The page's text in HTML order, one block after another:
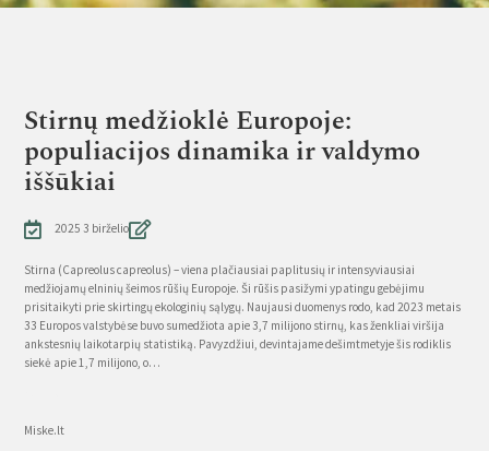
Stirnų medžioklė Europoje:
populiacijos dinamika ir valdymo
iššūkiai
2025 3 birželio
Stirna (Capreolus capreolus) – viena plačiausiai paplitusių ir intensyviausiai
medžiojamų elninių šeimos rūšių Europoje. Ši rūšis pasižymi ypatingu gebėjimu
prisitaikyti prie skirtingų ekologinių sąlygų. Naujausi duomenys rodo, kad 2023 metais
33 Europos valstybėse buvo sumedžiota apie 3,7 milijono stirnų, kas ženkliai viršija
ankstesnių laikotarpių statistiką. Pavyzdžiui, devintajame dešimtmetyje šis rodiklis
siekė apie 1,7 milijono, o…
Miske.lt